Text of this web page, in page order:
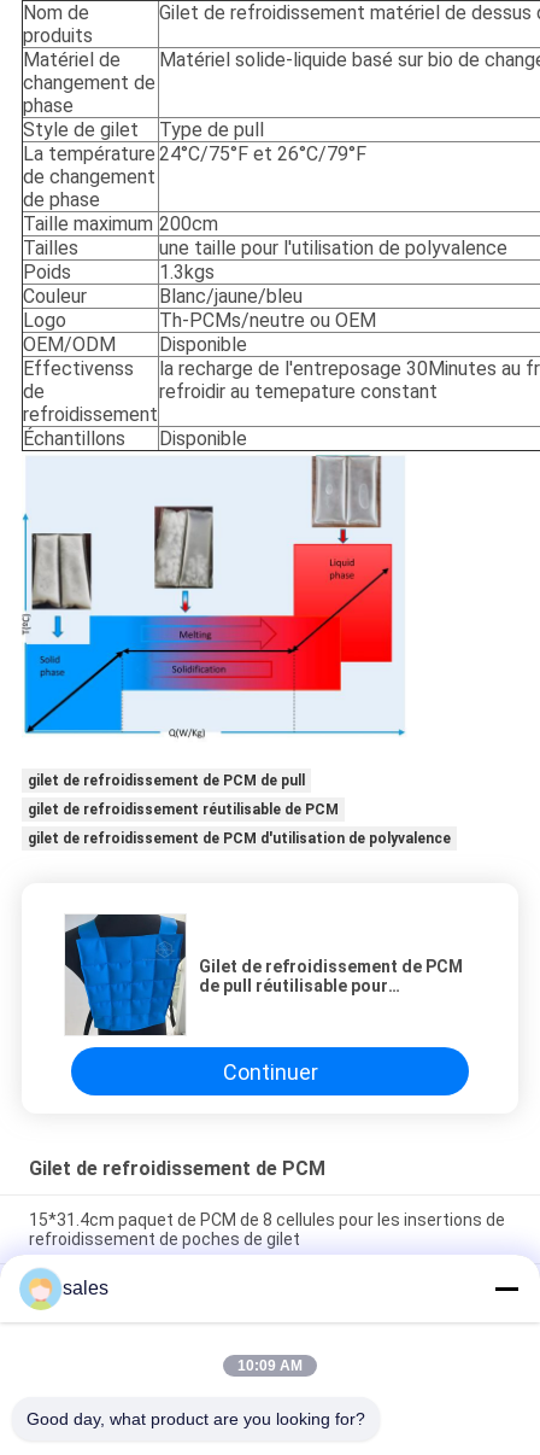
Nom de
produits
Gilet de refroidissement matériel de dessus
Matériel de
changement de
phase
Matériel solide-liquide basé sur bio de
Style de gilet
Type de pull
La température
de changement
de phase
24°C/75°F et 26°C/79°F
Taille maximum 200cm
Tailles
une taille pour l'utilisation de polyvalence
Poids
1.3kgs
Couleur
Blanc/jaune/bleu
Logo
Th-PCMs/neutre ou OEM
OEM/ODM
Disponible
Effectivenss
de
refroidissement
la recharge de l'entreposage 30Minutes au
refroidir au temepature constant
Échantillons Disponible
gilet de refroidissement de PCM de pull
gilet de refroidissement réutilisable de PCM
gilet de refroidissement de PCM d'utilisation de polyvalence
Gilet de refroidissement de PCM
de pull réutilisable pour
Continuer
Gilet de refroidissement de PCM
15*31.4cm paquet de PCM de 8 cellules pour les insertions de
refroidissement de poches de gilet
Les poches de refroidissement matérielles réutilisables de
veste de PCM insère la température corporelle de
réglementation
paquet de refroidissement de cellules du gilet 8 de PCM du
sales
10:09 AM
Good day, what product are you looking for?